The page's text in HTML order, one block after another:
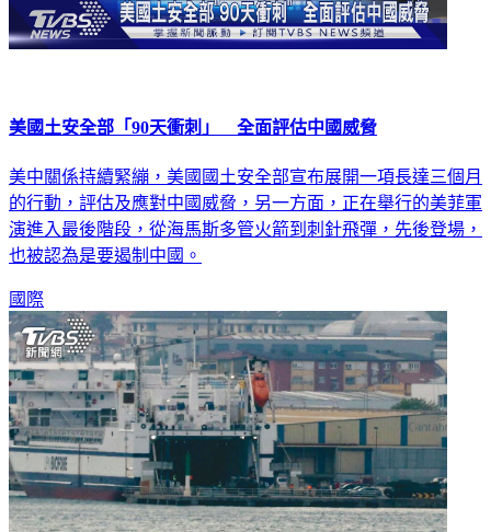
美國土安全部「90天衝刺」 全面評估中國威脅
美中關係持續緊繃，美國國土安全部宣布展開一項長達三個月
的行動，評估及應對中國威脅，另一方面，正在舉行的美菲軍
演進入最後階段，從海馬斯多管火箭到刺針飛彈，先後登場，
也被認為是要遏制中國。
國際